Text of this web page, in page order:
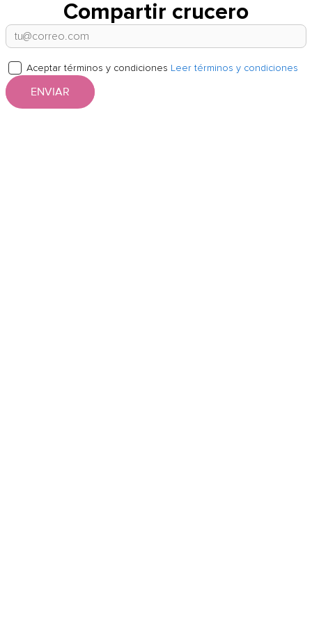
Compartir crucero
Aceptar términos y condiciones Leer términos y condiciones
ENVIAR